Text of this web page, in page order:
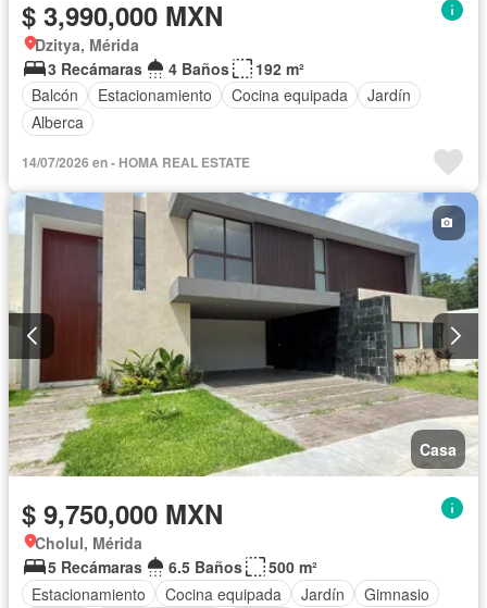
$ 3,990,000 MXN
Dzitya, Mérida
3 Recámaras
4 Baños
192 m²
Balcón
Estacionamiento Cocina equipada
Jardín
Alberca
14/07/2026 en - HOMA REAL ESTATE
Casa
$ 9,750,000 MXN
Cholul, Mérida
5 Recámaras
6.5 Baños
500 m²
Estacionamiento
Cocina equipada Jardín
Gimnasio